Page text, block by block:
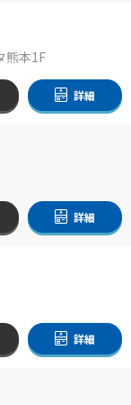
熊本1F
詳細
詳細
詳細